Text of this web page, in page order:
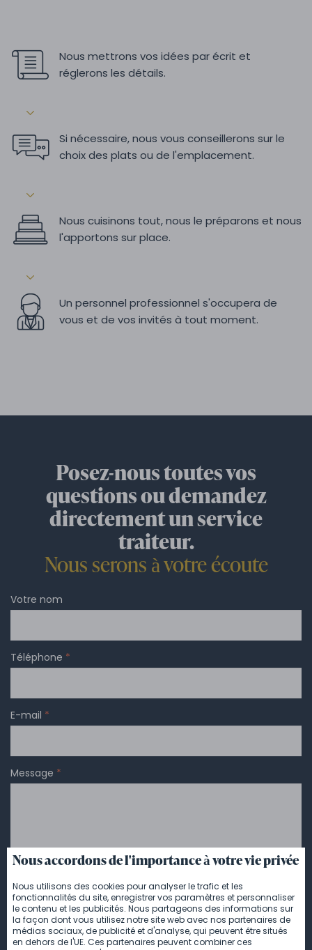
Nous mettrons vos idées par écrit et
réglerons les détails.
Si nécessaire, nous vous conseillerons sur le
choix des plats ou de l'emplacement.
Nous cuisinons tout, nous le préparons et nous
l'apportons sur place.
Un personnel professionnel s'occupera de
vous et de vos invités à tout moment.
Posez-nous toutes vos
questions ou demandez
directement un service
traiteur.
Nous serons à votre écoute
Votre nom
Téléphone *
E-mail *
Message *
Nous accordons de l'importance à votre vie privée
Nous utilisons des cookies pour analyser le trafic et les
fonctionnalités du site, enregistrer vos paramètres et personnaliser
le contenu et les publicités. Nous partageons des informations sur
la façon dont vous utilisez notre site web avec nos partenaires de
médias sociaux, de publicité et d'analyse, qui peuvent être situés
en dehors de l'UE. Ces partenaires peuvent combiner ces